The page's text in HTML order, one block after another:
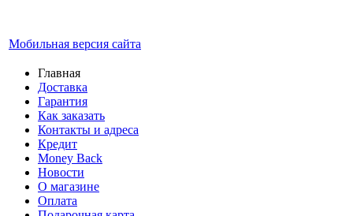
Мобильная версия сайта
Главная
Доставка
Гарантия
Как заказать
Контакты и адреса
Кредит
Money Back
Новости
О магазине
Оплата